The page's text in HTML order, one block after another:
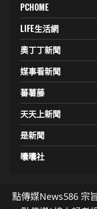
PCHOME
LIFE生活網
奧丁丁新聞
媒事看新聞
蕃薯藤
天天上新聞
是新聞
囔囔社
點傳媒News586 宗